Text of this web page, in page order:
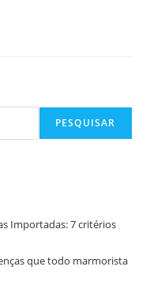
PESQUISAR
Importadas: 7 critérios
que todo marmorista